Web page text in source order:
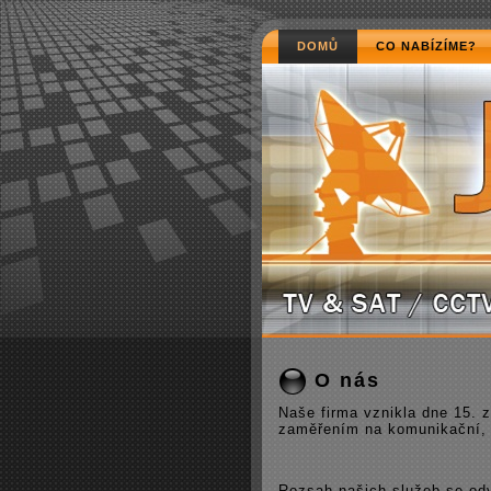
DOMŮ CO NABÍZÍME?
O nás
Naše firma vznikla dne 15.
zaměřením na